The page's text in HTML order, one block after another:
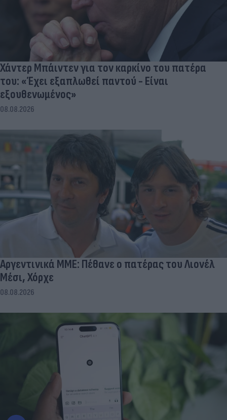
Χάντερ Μπάιντεν για τον καρκίνο του πατέρα
του: «Έχει εξαπλωθεί παντού - Είναι
εξουθενωμένος»
08.08.2026
Αργεντινικά ΜΜΕ: Πέθανε ο πατέρας του Λιονέλ
Μέσι, Χόρχε
08.08.2026